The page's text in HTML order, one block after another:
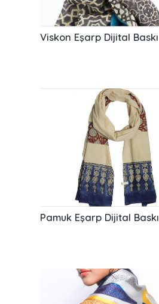
Viskon Eşarp Dijital Baskı
Pamuk Eşarp Dijital Baskı